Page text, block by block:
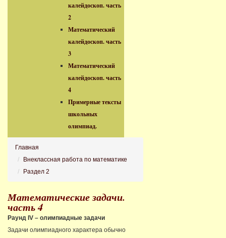
калейдоскоп. часть
2
Математический
калейдоскоп. часть
3
Математический
калейдоскоп. часть
4
Примерные тексты
школьных
олимпиад.
Главная
Внеклассная работа по математике
Раздел 2
Математические задачи.
часть 4
Раунд IV – олимпиадные задачи
Задачи олимпиадного характера обычно